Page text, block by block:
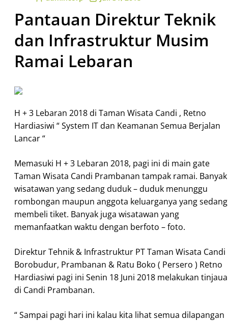
Pantauan Direktur Teknik
dan Infrastruktur Musim
Ramai Lebaran
H + 3 Lebaran 2018 di Taman Wisata Candi , Retno
Hardiasiwi “ System IT dan Keamanan Semua Berjalan
Lancar “
Memasuki H + 3 Lebaran 2018, pagi ini di main gate
Taman Wisata Candi Prambanan tampak ramai. Banyak
wisatawan yang sedang duduk – duduk menunggu
rombongan maupun anggota keluarganya yang sedang
membeli tiket. Banyak juga wisatawan yang
memanfaatkan waktu dengan berfoto – foto.
Direktur Tehnik & Infrastruktur PT Taman Wisata Candi
Borobudur, Prambanan & Ratu Boko ( Persero ) Retno
Hardiasiwi pagi ini Senin 18 Juni 2018 melakukan
di Candi Prambanan.
“ Sampai pagi hari ini kalau kita lihat semua dilapangan